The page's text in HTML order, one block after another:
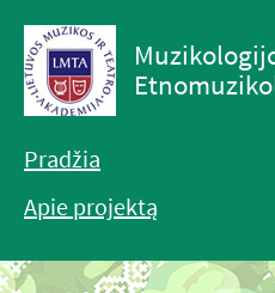
Pradžia
Apie projektą